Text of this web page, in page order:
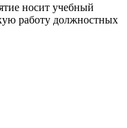
носит учебный
работу должностных